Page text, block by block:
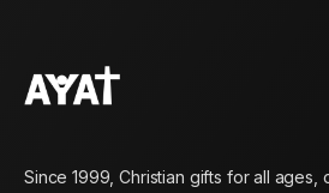
Since 1999, Christian gifts for all ages,